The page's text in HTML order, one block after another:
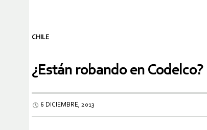
CHILE
¿Están robando en Codelco?
6 DICIEMBRE, 2013